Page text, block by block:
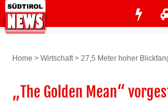
Home > Wirtschaft> 27,5 Meter hoher
„The Golden Mean“